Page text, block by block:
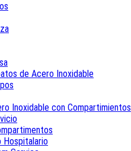
de Acero Inoxidable
Inoxidable con Compartimientos
Hospitalario